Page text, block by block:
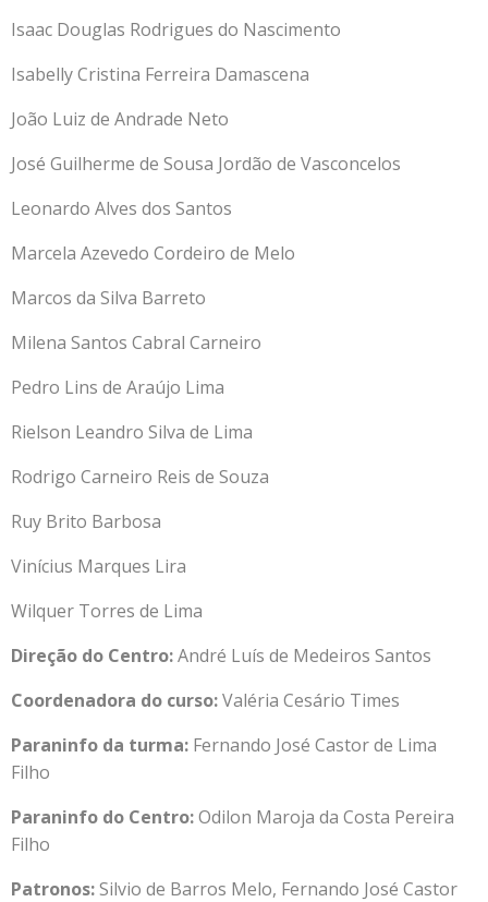
Isaac Douglas Rodrigues do Nascimento
Isabelly Cristina Ferreira Damascena
João Luiz de Andrade Neto
José Guilherme de Sousa Jordão de Vasconcelos
Leonardo Alves dos Santos
Marcela Azevedo Cordeiro de Melo
Marcos da Silva Barreto
Milena Santos Cabral Carneiro
Pedro Lins de Araújo Lima
Rielson Leandro Silva de Lima
Rodrigo Carneiro Reis de Souza
Ruy Brito Barbosa
Vinícius Marques Lira
Wilquer Torres de Lima
Direção do Centro:André Luís de Medeiros Santos
Coordenadora do curso:Valéria Cesário Times
Paraninfo da turma: Fernando José Castor de Lima
Filho
Paraninfo do Centro:Odilon Maroja da Costa Pereira
Filho
Patronos:Silvio de Barros Melo, Fernando José Castor